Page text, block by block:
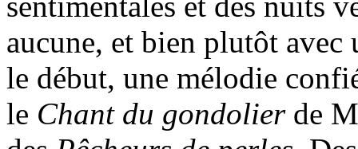
aucune, et bien plutôt avec
le début, une mélodie
le Chant du gondolierde